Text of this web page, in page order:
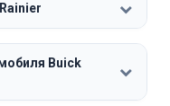
Buick